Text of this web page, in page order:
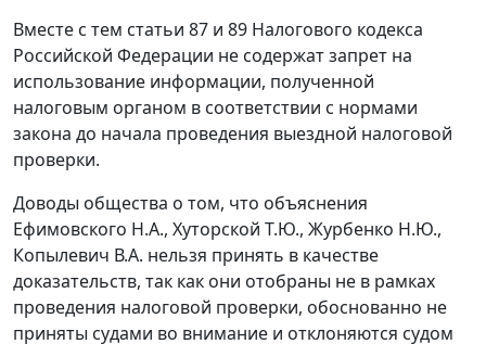
Вместе с тем статьи 87 и 89 Налогового кодекса
Российской Федерации не содержат запрет на
использование информации, полученной
налоговым органом в соответствии с нормами
закона до начала проведения выездной налоговой
проверки.
Доводы общества о том, что объяснения
Ефимовского Н.А., Хуторской Т.Ю., Журбенко Н.Ю.,
Копылевич В.А. нельзя принять в качестве
доказательств, так как они отобраны не в рамках
проведения налоговой проверки, обоснованно не
приняты судами во внимание и отклоняются судом